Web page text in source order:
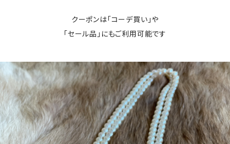
クーポンは「コーデ買い」や
「セール品」にもご利用可能です